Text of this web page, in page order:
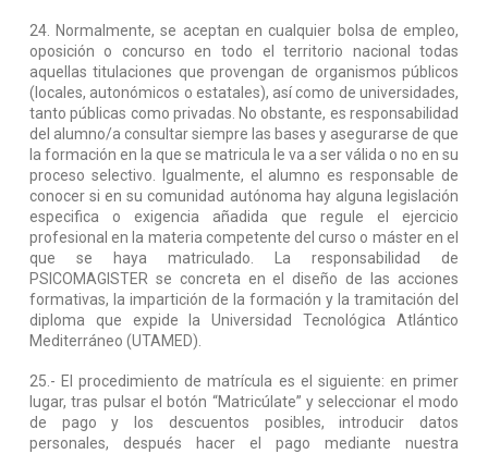
24. Normalmente, se aceptan en cualquier bolsa de empleo,
oposición o concurso en todo el territorio nacional todas
aquellas titulaciones que provengan de organismos públicos
(locales, autonómicos o estatales), así como de universidades,
tanto públicas como privadas. No obstante, es responsabilidad
del alumno/a consultar siempre las bases y asegurarse de que
la formación en la que se matricula le va a ser válida o no en su
proceso selectivo. Igualmente, el alumno es responsable de
conocer si en su comunidad autónoma hay alguna legislación
especifica o exigencia añadida que regule el ejercicio
profesional en la materia competente del curso o máster en el
que se haya matriculado. La responsabilidad de
PSICOMAGISTER se concreta en el diseño de las acciones
formativas, la impartición de la formación y la tramitación del
diploma que expide la Universidad Tecnológica Atlántico
Mediterráneo (UTAMED).
25.- El procedimiento de matrícula es el siguiente: en primer
lugar, tras pulsar el botón “Matricúlate” y seleccionar el modo
de pago y los descuentos posibles, introducir datos
personales, después hacer el pago mediante nuestra